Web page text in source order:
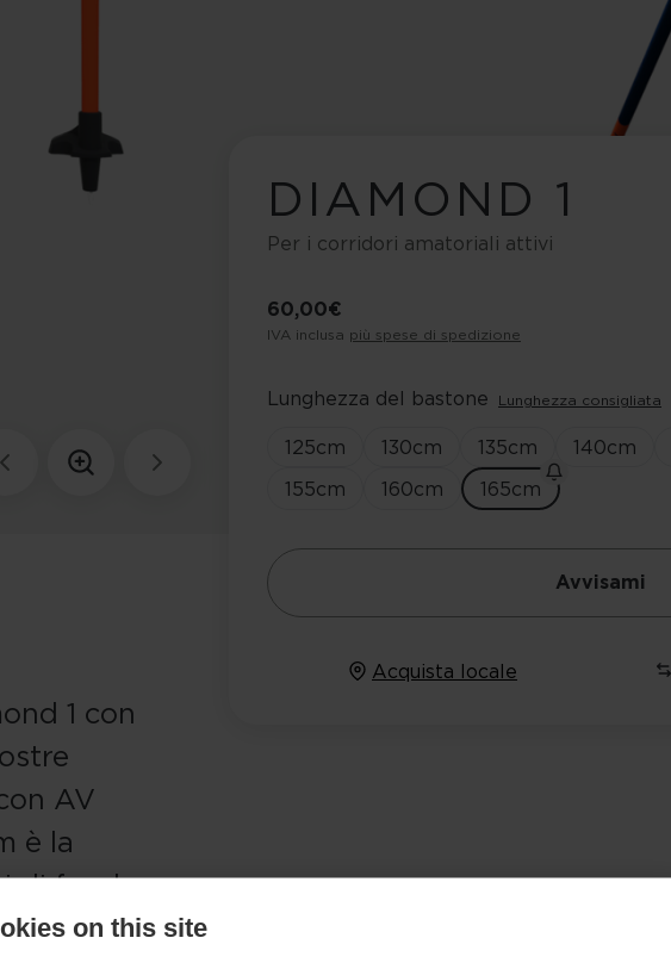
DIAMOND 1
Per i corridori amatoriali attivi
60,00 €
IVA inclusa più spese di spedizione
Lunghezza del bastone Lunghezza consigliata
125cm 130cm 135cm 140cm
155cm 160cm 165cm
Avvisami
Acquista locale
1 con
AV
è la
di fondo
on this site